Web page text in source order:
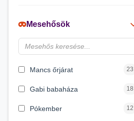
Noris
Disney hercegnők 6
Mesehősök
Mancs őrjárat 23
Gabi babaháza 18
Pókember 12